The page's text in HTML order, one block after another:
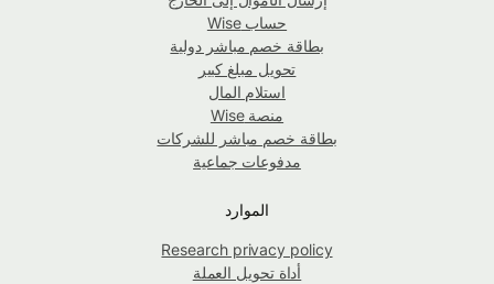
حساب Wise
بطاقة خصم مباشر دولية
تحويل مبلغ كبير
استلام المال
منصة Wise
بطاقة خصم مباشر للشركات
مدفوعات جماعية
الموارد
Research privacy policy
أداة تحويل العملة